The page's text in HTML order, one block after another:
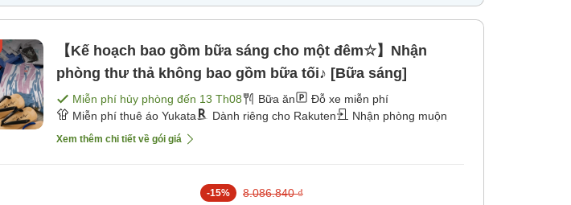
【Kế hoạch bao gồm bữa sáng cho một đêm☆】Nhận
phòng thư thả không bao gồm bữa tối♪ [Bữa sáng]
Miễn phí hủy phòng đến 13 Th08 Bữa ăn
Đỗ xe miễn phí
Miễn phí thuê áo Yukata
Dành riêng cho Rakuten Nhận phòng muộn
Xem thêm chi tiết về gói giá
-15% 8.086.840 ₫